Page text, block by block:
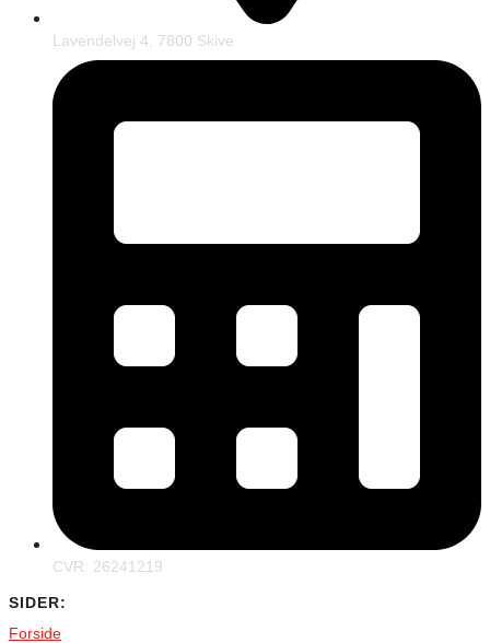
Lavendelvej 4, 7800 Skive
CVR: 26241219
SIDER:
Forside